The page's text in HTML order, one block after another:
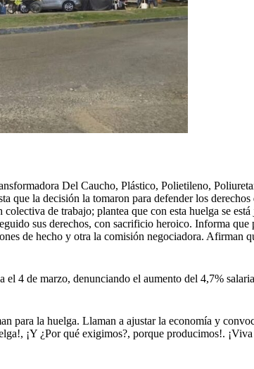
Del Caucho, Plástico, Polietileno,
la decisión la tomaron para defender los derechos
de trabajo; plantea que con esta huelga se
sus derechos, con sacrificio heroico. Informa que
de hecho y otra la comisión negociadora. Afirman
4 de marzo, denunciando el aumento del 4,7%
para la huelga. Llaman a ajustar la economía y
¡Y ¿Por qué exigimos?, porque producimos!.